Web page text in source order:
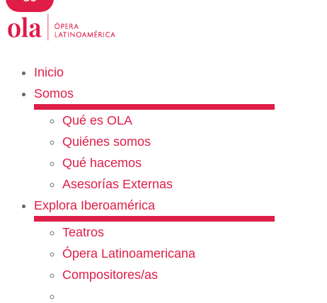
Inicio
Somos
Qué es OLA
Quiénes somos
Qué hacemos
Asesorías Externas
Explora Iberoamérica
Teatros
Ópera Latinoamericana
Compositores/as